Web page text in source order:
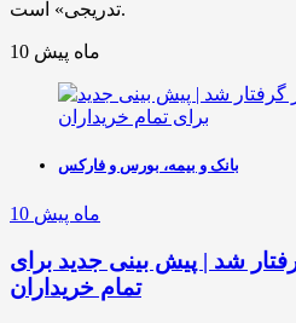
تدریجی» است.
10 ماه پیش
بانک و بیمه، بورس و فارکس
10 ماه پیش
شد | پیش بینی جدید برای
تمام خریداران